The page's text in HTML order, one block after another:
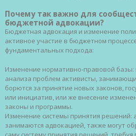
Почему так важно для
бюджетной адвокации?
Бюджетная адвокация и изменение
активное участие в бюджетном
фундаментальных подхода:
Изменение нормативно-правовой базы:
анализа проблем активисты,
борются за принятие новых законов,
или инициатив, или же внесение
законы и программы.
Изменение системы принятия решений:
занимаются адвокацией, также могут